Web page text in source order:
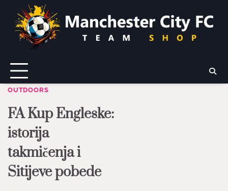
content
OUTDOORS
FA Kup Engleske:
istorija
takmičenja i
Sitijeve pobede